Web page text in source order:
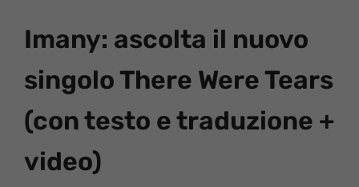
Imany: ascolta il nuovo
singolo There Were Tears
(con testo e traduzione +
video)